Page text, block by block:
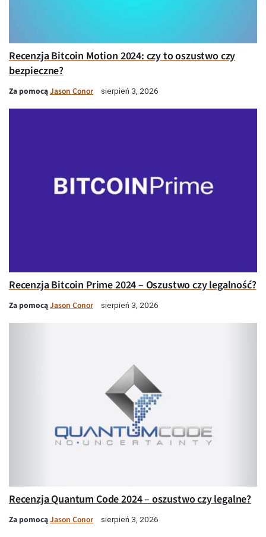
Recenzja Bitcoin Motion 2024: czy to oszustwo czy
bezpieczne?
Za pomocąJason Conor sierpień 3, 2026
Recenzja Bitcoin Prime 2024 – Oszustwo czy legalność?
Za pomocąJason Conor sierpień 3, 2026
Recenzja Quantum Code 2024 – oszustwo czy legalne?
Za pomocąJason Conor sierpień 3, 2026